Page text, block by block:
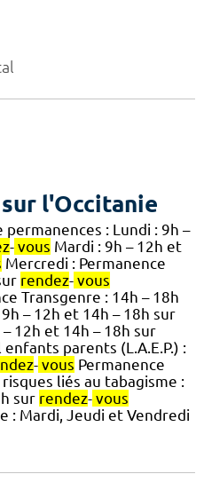
l'Occitanie
permanences : Lundi : 9h –
- vous Mardi : 9h – 12h et
Mercredi : Permanence
rendez- vous
Transgenre : 14h – 18h
9h – 12h et 14h – 18h sur
12h et 14h – 18h sur
enfants parents (L.A.E.P.) :
- vous Permanence
liés au tabagisme :
sur rendez- vous
: Mardi, Jeudi et Vendredi